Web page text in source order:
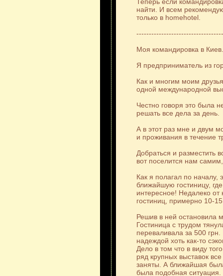
Теперь если
найти. И всем
только в homehotel.
Моя командировка в Киев.
Я предприниматель из
Как и многим моим
одной международной
Честно говоря это была
решать все дела за день.
А в этот раз мне и двум
и проживания в течение
Добраться и разместить
вот поселится нам
Как я полагал по
ближайшую гостиницу,
интересное! Недалеко от
гостиниц, примерно 10-
Решив в ней остановила
Гостиница с трудом
переваливала за 500
надеждой хоть как-то
Дело в том что в виду
ряд крупных выставок
заняты. А ближайшая
была подобная